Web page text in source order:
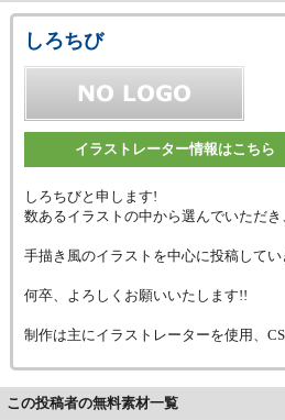
しろちび
イラストレーター情報はこちら
しろちびと申します!
数あるイラストの中から選んでいただ
手描き風のイラストを中心に投稿してい
何卒、よろしくお願いいたします!!
制作は主にイラストレーターを使用、
この投稿者の無料素材一覧